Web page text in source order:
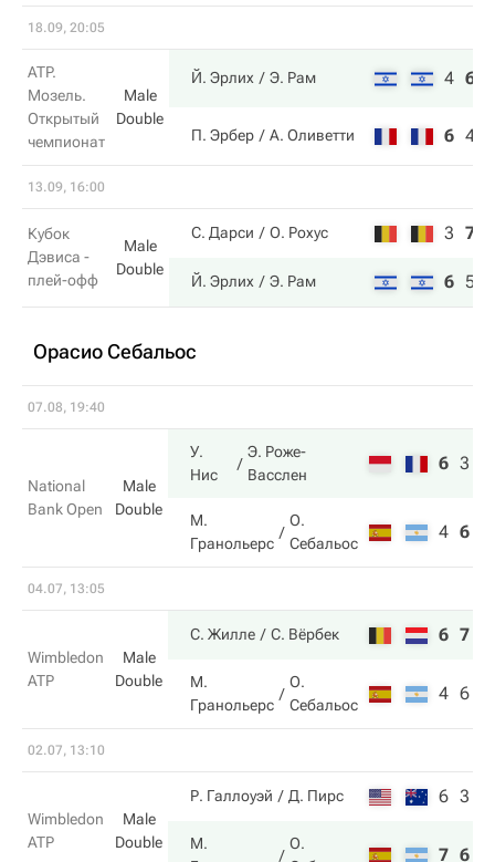
18.09, 20:05
ATP.
Мозель.
Открытый
чемпионат
Male
Double
Й. Эрлих Э. Рам 4 6
П. Эрбер А. Оливетти 6 4
13.09, 16:00
Кубок
Дэвиса -
плей-офф
Male
Double
С. Дарси О. Рохус 3 7
Й. Эрлих Э. Рам 6 5
Орасио Себальос
07.08, 19:40
National
Bank Open
Male
Double
У.
Нис
Э. Роже-
Васслен
6 3
М.
Гранольерс
О.
Себальос
4 6
04.07, 13:05
Wimbledon
ATP
Male
Double
С. Жилле С. Вёрбек 6 7
М.
Гранольерс
О.
Себальос
4 6
02.07, 13:10
Wimbledon
ATP
Male
Double
Р. Галлоуэй Д. Пирс 6 3
М.
О.
7 6